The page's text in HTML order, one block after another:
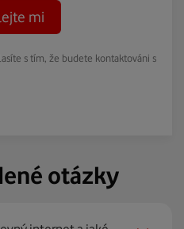
mi
s tím, že budete kontaktováni s
otázky